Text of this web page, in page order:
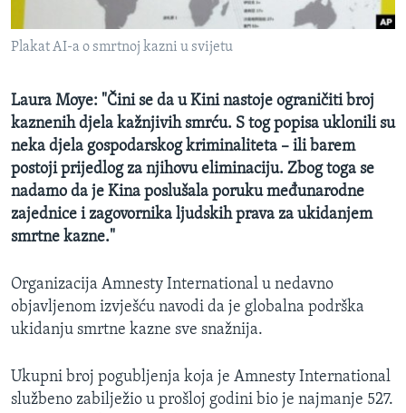
MAGAZIN
O GLASU AMERIKE
Learning English
PRATITE NAS
Jezici
Plakat AI-a o smrtnoj kazni u svijetu
Laura Moye: "Čini se da u Kini nastoje ograničiti broj
kaznenih djela kažnjivih smrću. S tog popisa uklonili su
neka djela gospodarskog kriminaliteta – ili barem
postoji prijedlog za njihovu eliminaciju. Zbog toga se
nadamo da je Kina poslušala poruku međunarodne
zajednice i zagovornika ljudskih prava za ukidanjem
smrtne kazne."
Organizacija Amnesty International u nedavno
objavljenom izvješću navodi da je globalna podrška
ukidanju smrtne kazne sve snažnija.
Ukupni broj pogubljenja koja je Amnesty International
službeno zabilježio u prošloj godini bio je najmanje 527.